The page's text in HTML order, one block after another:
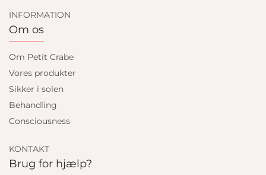
INFORMATION
Om os
Om Petit Crabe
Vores produkter
Sikker i solen
Behandling
Consciousness
KONTAKT
Brug for hjælp?